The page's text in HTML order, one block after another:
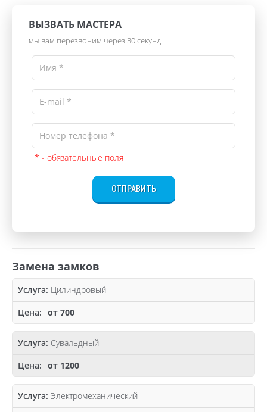
ВЫЗВАТЬ МАСТЕРА
мы вам перезвоним через 30 секунд
* - обязательные поля
ОТПРАВИТЬ
Замена замков
Цилиндровый
от 700
Сувальдный
от 1200
Электромеханический